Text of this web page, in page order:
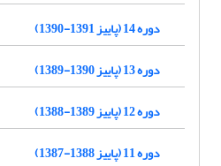
دوره 14 (پاییز 1391-1390)
دوره 13 (پاییز 1390-1389)
دوره 12 (پاییز 1389-1388)
دوره 11 (پاییز 1388-1387)